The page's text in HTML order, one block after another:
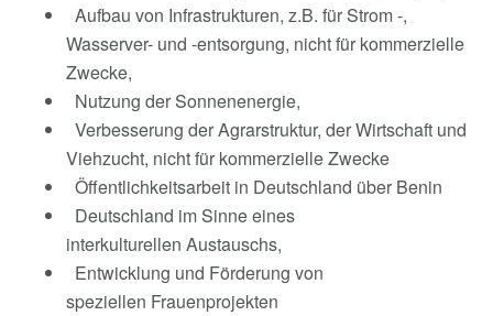
Aufbau von Infrastrukturen, z.B. für Strom -,
Wasserver- und -entsorgung, nicht für kommerzielle
Zwecke,
Nutzung der Sonnenenergie,
Verbesserung der Agrarstruktur, der Wirtschaft und
Viehzucht, nicht für kommerzielle Zwecke
Öffentlichkeitsarbeit in Deutschland über Benin
Deutschland im Sinne eines
interkulturellen Austauschs,
Entwicklung und Förderung von
speziellen Frauenprojekten